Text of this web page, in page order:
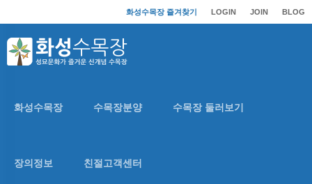
BLOG
JOIN
LOGIN
화성수목장 즐겨찾기
화성수목장 수목장분양 수목장 둘러보기
장의정보 친절고객센터
친절고객센터